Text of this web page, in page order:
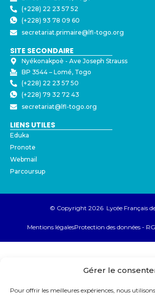
Gérer le
Pour offrir les meilleures expériences, nous
(+228) 22 23 57 52
(+228) 93 78 09 60
secretariat.primaire@lfl-togo.org
SITE SECONDAIRE
Nyékonakpoè - ⁠Ave Joseph Strauss
BP 3544 – Lomé, Togo
(+228) 22 23 57 50
(+228) 79 32 72 43
secretariat@lfl-togo.org
LIENS UTILES
Eduka
Pronote
Webmail
Parcoursup
© Copyright 2026 Lycée Français
Mentions légalesProtection des données -